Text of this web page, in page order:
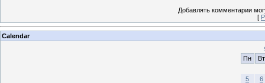
Добавлять комментарии
[
Calendar
Пн
Вт
5
6